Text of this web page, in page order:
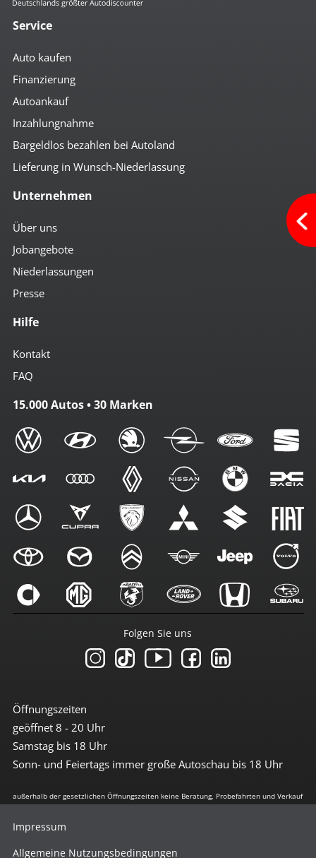
Service
Auto kaufen
Finanzierung
Autoankauf
Inzahlungnahme
Bargeldlos bezahlen bei Autoland
Lieferung in Wunsch-Niederlassung
Unternehmen
Über uns
Jobangebote
Niederlassungen
Presse
Hilfe
Kontakt
FAQ
15.000 Autos • 30 Marken
Öffnungszeiten
geöffnet 8 - 20 Uhr
Samstag bis 18 Uhr
Sonn- und Feiertags immer große Autoschau bis 18 Uhr
Folgen Sie uns
außerhalb der gesetzlichen Öffnungszeiten keine Beratung, Probefahrten und Verkauf
Impressum
Allgemeine Nutzungsbedingungen